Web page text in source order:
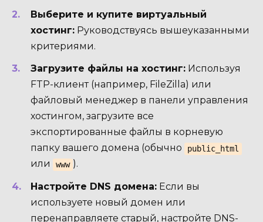
Выберите и купите виртуальный
хостинг: Руководствуясь вышеуказанными
критериями.
Загрузите файлы на хостинг: Используя
FTP-клиент (например, FileZilla) или
файловый менеджер в панели управления
хостингом, загрузите все
экспортированные файлы в корневую
папку вашего домена (обычно
public_html
или www ).
Настройте DNS домена: Если вы
используете новый домен или
перенаправляете старый, настройте DNS-